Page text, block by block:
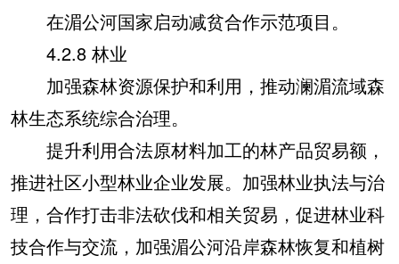
在湄公河国家启动减贫合作示范项目。
4.2.8 林业
加强森林资源保护和利用，推动澜湄流域森
林生态系统综合治理。
提升利用合法原材料加工的林产品贸易额，
推进社区小型林业企业发展。加强林业执法与治
理，合作打击非法砍伐和相关贸易，促进林业科
技合作与交流，加强湄公河沿岸森林恢复和植树